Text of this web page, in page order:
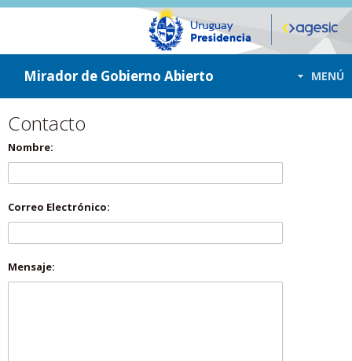
ir a contenido
ir al menú
Mirador de Gobierno Abierto MENÚ
Contacto
Nombre:
Correo Electrónico:
Mensaje: